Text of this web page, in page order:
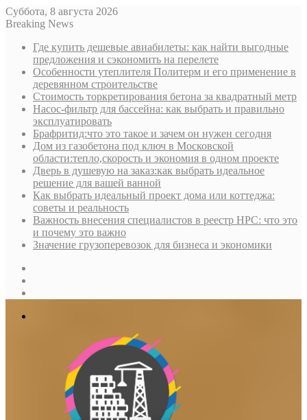
Суббота, 8 августа 2026
Breaking News
Где купить дешевые авиабилеты: как найти выгодные
предложения и сэкономить на перелете
Особенности утеплителя Политерм и его применение в
деревянном строительстве
Стоимость торкретирования бетона за квадратный метр
Насос-фильтр для бассейна: как выбрать и правильно
эксплуатировать
Брафритид:что это такое и зачем он нужен сегодня
Дом из газобетона под ключ в Московской
области:тепло,скорость и экономия в одном проекте
Дверь в душевую на заказ:как выбрать идеальное
решение для вашей ванной
Как выбрать идеальный проект дома или коттеджа:
советы и реальность
Важность внесения специалистов в реестр НРС: что это
и почему это важно
Значение грузоперевозок для бизнеса и экономики